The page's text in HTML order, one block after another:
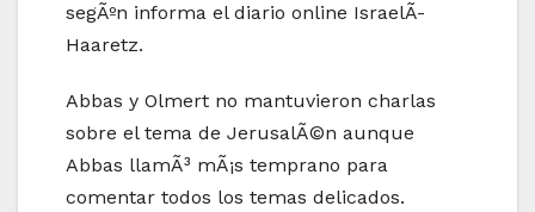
segÃºn informa el diario online IsraelÃ­
Haaretz.
Abbas y Olmert no mantuvieron charlas
sobre el tema de JerusalÃ©n aunque
Abbas llamÃ³ mÃ¡s temprano para
comentar todos los temas delicados.